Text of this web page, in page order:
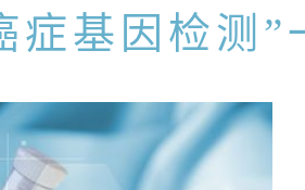
症基因检测”